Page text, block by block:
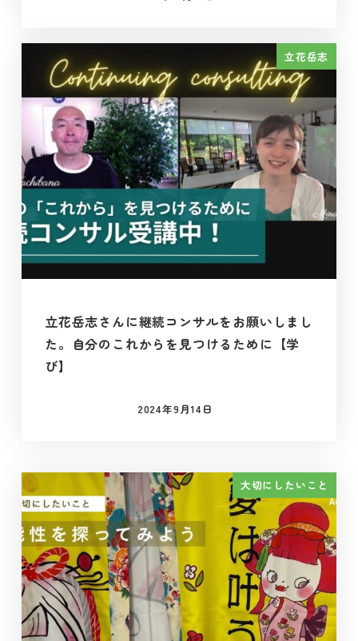
投稿日
立花岳志
立花岳志さんに継続コンサルをお願いしまし
た。自分のこれからを見つけるために【学
び】
投稿日
2024年9月14日
大切にしたいこと